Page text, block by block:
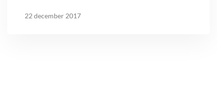
22 december 2017